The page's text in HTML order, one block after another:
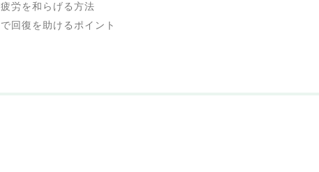
労を和らげる方法
回復を助けるポイント